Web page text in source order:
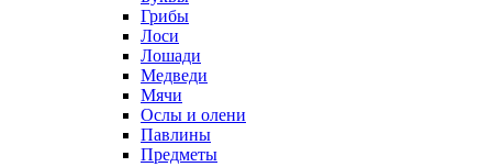
Грибы
Лоси
Лошади
Медведи
Мячи
Ослы и олени
Павлины
Предметы